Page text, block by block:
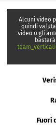
Alcuni video
quindi
video o gli
Fuori